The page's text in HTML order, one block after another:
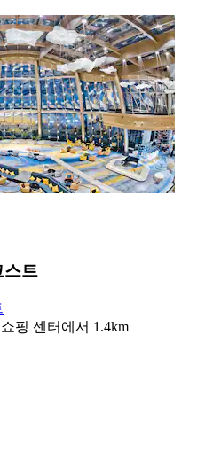
스트
핑 센터에서 1.4km